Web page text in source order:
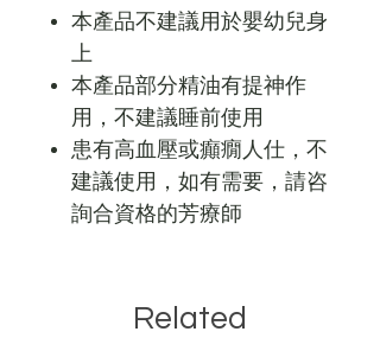
本產品不建議用於嬰幼兒身
上
本產品部分精油有提神作
用，不建議睡前使用
患有高血壓或癲癇人仕，不
建議使用，如有需要，請咨
詢合資格的芳療師
Related